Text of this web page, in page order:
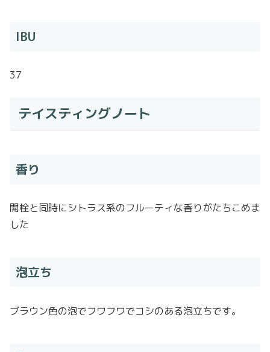
IBU
37
テイスティングノート
香り
開栓と同時にシトラス系のフルーティな香りがたちこめま
した
泡立ち
ブラウン色の泡でフワフワでコシのある泡立ちです。